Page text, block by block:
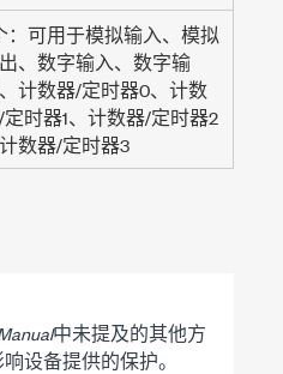
：可用于模拟输入、模拟
、数字输入、数字输
计数器/定时器0、计数
时器1、计数器/定时器2
计数器/定时器3
中未提及的其他方
设备提供的保护。